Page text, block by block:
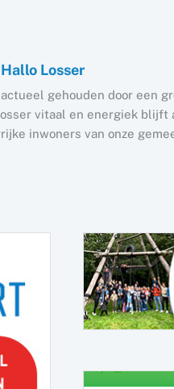
Losser
gehouden door een
vitaal en energiek
inwoners van onze